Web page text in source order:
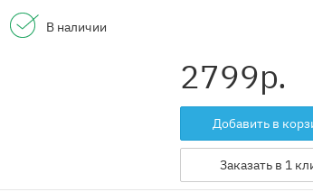
В наличии
2799р.
Добавить в
Заказать в 1